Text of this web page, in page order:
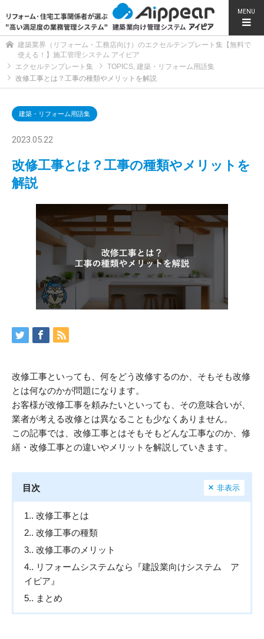
MENU
建築業界（リフォーム・工務店向け）のエクセルテンプレート集【無料で
使える！】施工管理システム アイピア
エクセルテンプレート集
TOPICS, 建築・リフォーム用語集
改修工事とは？工事の種類やメリットを解説
建築・リフォーム用語集
2023.05.22
改修工事とは？工事の種類やメリットを
解説
改修工事といっても、何をどう改修するのか、そもそも改修
とは何なのかが問題になります。
お客様が改修工事を頼みたいといっても、その意味合いが、
業者が考える改修とは異なることも少なくありません。
この記事では、改修工事とはそもそもどんな工事なのか、修
繕・改修工事との違いやメリットを解説していきます。
目次 非表示
1. 改修工事とは
2. 改修工事の種類
3. 改修工事のメリット
4.
リフォームシステムなら『建設業向けシステム ア
イピア』
5.
まとめ